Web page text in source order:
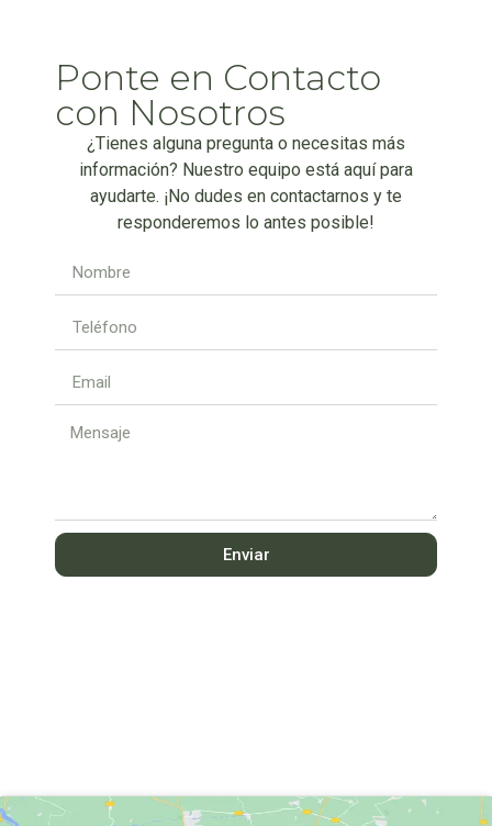
Ponte en Contacto
con Nosotros
¿Tienes alguna pregunta o necesitas más
información? Nuestro equipo está aquí para
ayudarte. ¡No dudes en contactarnos y te
responderemos lo antes posible!
Enviar